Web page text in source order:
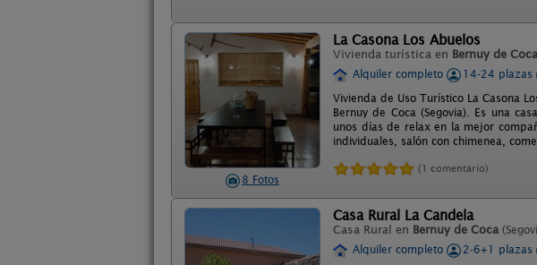
8 Fotos
La Casona Los Abuelos
Vivienda turística en Bernuy de Coca
Alquiler completo
14-24 plazas
Vivienda de Uso Turístico La Casona
Bernuy de Coca (Segovia). Es una
unos días de relax en la mejor
individuales, salón con chimenea,
(1 comentario)
Casa Rural La Candela
Casa Rural en Bernuy de Coca
Alquiler completo
2-6+1 plazas